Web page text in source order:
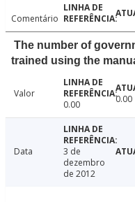
Comentário
The number of
trained using the
Valor
0.00
0.00
Data
3 de
dezembro
de 2012